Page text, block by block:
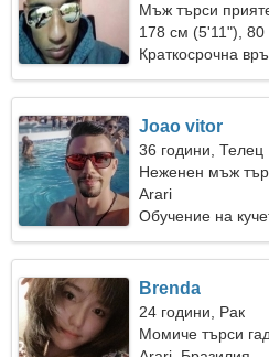
Мъж търси
178 см (5'11"), 80
Краткосрочна
Joao vitor
36 години, Телец
Неженен мъж
Arari
Обучение на
Brenda
24 години, Рак
Момиче търси